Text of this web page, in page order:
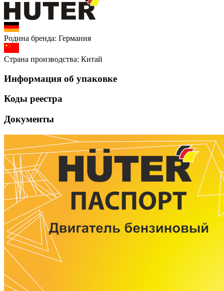
Родина бренда: Германия
Страна производства: Китай
Информация об упаковке
Коды реестра
Документы